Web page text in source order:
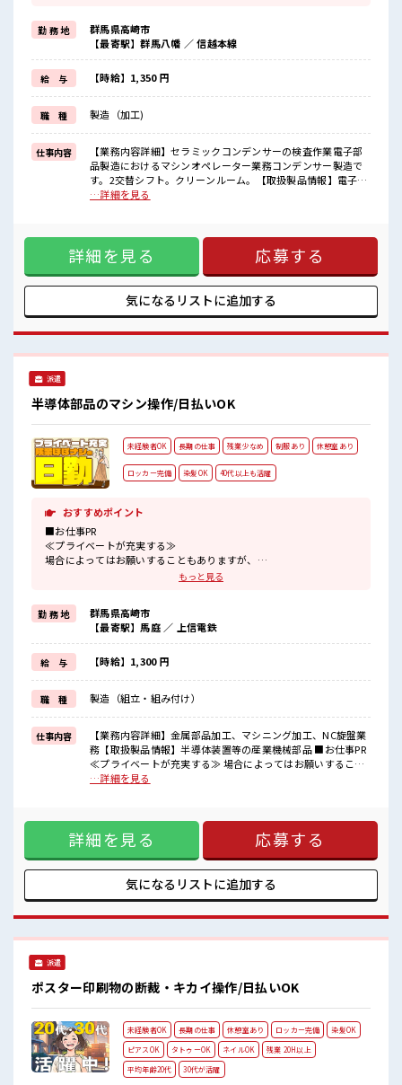
明るすぎたり奇抜でなければ基本的に自由！
(規定有)≪ラクラク制服アリ≫
制服があるので、
毎日の服装の悩み解消♪
≪未経験でも活躍できる≫
新しいことにチャレンジするのは不安だけど、
しっかり働く環境が整っています！
イチからスキルUP・ステップUP目指していきましょう！
≪自分に向いている仕事が探せる≫
困った事などがあれば、
担当がしっかりサポートします！
■職場の雰囲気
キバツ過ぎなければ髪色・髪型は自由！
あなたの個性を大事にできます♪
一息つける休憩スペースもあります！
勤 務 地
群馬県高崎市
【最寄駅】群馬八幡 ／ 信越本線
給 与 【時給】1,350 円
職 種 製造（加工)
仕事内容
【業務内容詳細】セラミックコンデンサーの検査作業電子部
品製造におけるマシンオペレーター業務コンデンサー製造で
す。2交替シフト。クリーンルーム。【取扱製品情報】電子部
品 ■お仕事PR ≪残業で稼げる≫ 高収入を希望される方にオス
由！ (規定有)≪ラクラク制服アリ≫ 制服があるので、 毎日の
服装の悩み解消♪ ≪未経験でも活躍できる≫ 新しいことにチ
ャレンジするのは不安だけど、 しっかり働く環境が整ってい
ます！ イチからスキルUP・ステップUP目指していきましょ
う！ ≪自分に向いている仕事が探せる≫ 困った事などがあれ
ば、 担当がしっかりサポートします！ ■職場の雰囲気 “コジ
ツ過ぎなければ髪色・髪型は自由！ あなたの個性を大事にで
きます♪ 一息つける休憩スペースもあります！
…詳細を見る
詳細を見る 応募する
気になるリストに追加する
派遣
半導体部品のマシン操作/日払いOK
未経験者OK 長期の仕事 残業少なめ 制服あり 休憩室あり
ロッカー完備 染髪OK 40代以上も活躍
おすすめポイント
■お仕事PR
≪プライベートが充実する≫
場合によってはお願いすることもありますが、
派手過ぎなければ髪型や髪色自由♪
(規定有)≪動きやすい制服アリ≫
制服があるので、
毎日の服装の悩み解消♪
≪初めての仕事だけど自分にもできそう≫
新しいことにチャレンジするのは不安だけど、
しっかり働く環境が整っています！
イチからスキルUP・ステップUP目指していきましょう！
≪様々なお仕事をご提案≫
一人で悩まず気軽に相談できる、
派遣のお仕事です！
■職場の雰囲気
ロッカーあり！
安心してお仕事に集中♪
残業はほとんどありません！
もっと見る
勤 務 地
群馬県高崎市
【最寄駅】馬庭 ／ 上信電鉄
給 与 【時給】1,300 円
職 種 製造（組立・組み付け）
仕事内容
【業務内容詳細】金属部品加工、マシニング加工、NC旋盤業
務【取扱製品情報】半導体装置等の産業機械部品 ■お仕事PR
≪プライベートが充実する≫ 場合によってはお願いすること
もありますが、 残業はほとんどナシ！ ≪モチベーションも
めての仕事だけど自分にもできそう≫ 新しいことにチャレン
ジするのは不安だけど、 しっかり働く環境が整っています！
イチからスキルUP・ステップUP目指していきましょう！ ≪
様々なお仕事をご提案≫ 一人で悩まず気軽に相談できる、 派
遣のお仕事です！ ■職場の雰囲気 派手すぎなければ多少のヘ
アカラーもOKなのはウレシイPoint☆ 仕事の合間の息抜きは
とんどありません！
…詳細を見る
詳細を見る 応募する
気になるリストに追加する
派遣
ポスター印刷物の断裁・キカイ操作/日払いOK
未経験者OK 長期の仕事 休憩室あり ロッカー完備
染髪OK
ピアスOK
タトゥーOK ネイルOK
残業 20H以上
平均年齢20代
30代が活躍